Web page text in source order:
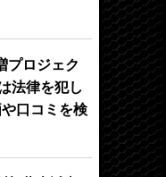
プロジェク
法律を犯し
口コミを検